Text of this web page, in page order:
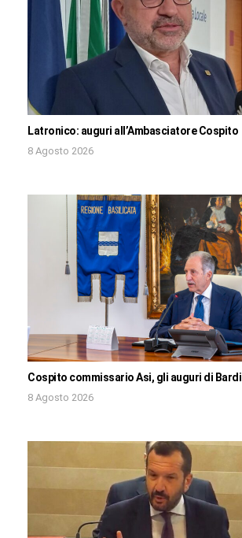
Latronico: auguri all’Ambasciatore Cospito
8 Agosto 2026
Cospito commissario Asi, gli auguri di Bardi
8 Agosto 2026